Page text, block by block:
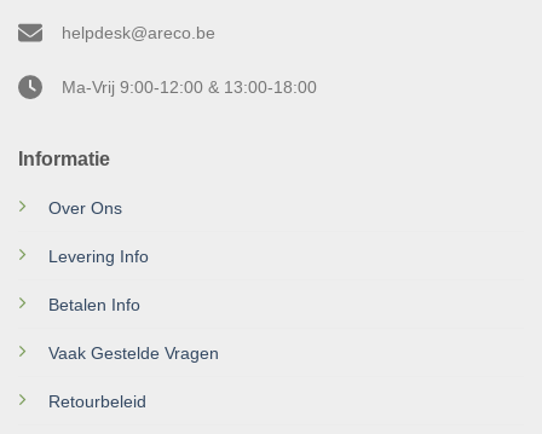
Informatie
Over Ons
Levering Info
Betalen Info
Vaak Gestelde Vragen
Retourbeleid
helpdesk@areco.be
Ma-Vrij 9:00-12:00 & 13:00-18:00